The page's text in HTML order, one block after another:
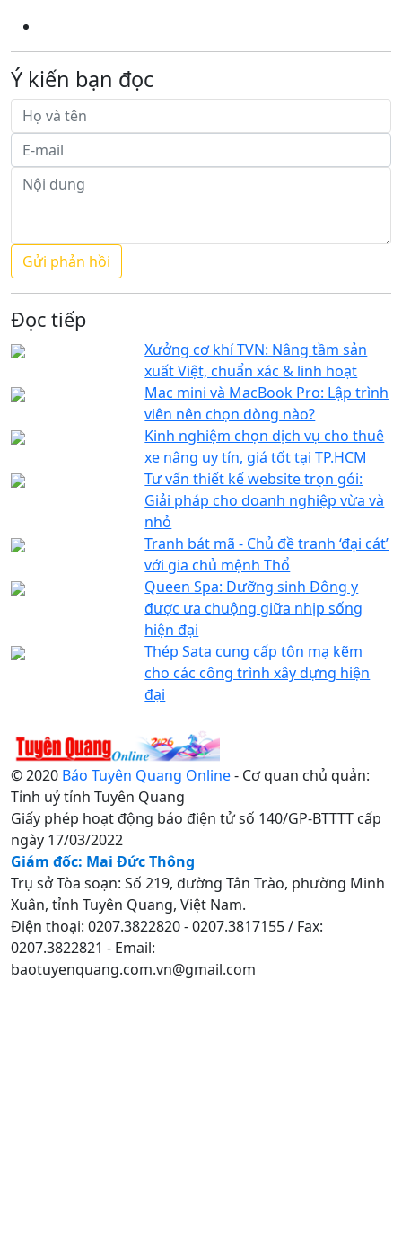
Ý kiến bạn đọc
Đọc tiếp
Xưởng cơ khí TVN: Nâng tầm sản
xuất Việt, chuẩn xác & linh hoạt
Mac mini và MacBook Pro: Lập trình
viên nên chọn dòng nào?
Kinh nghiệm chọn dịch vụ cho thuê
xe nâng uy tín, giá tốt tại TP.HCM
Tư vấn thiết kế website trọn gói:
Giải pháp cho doanh nghiệp vừa và
nhỏ
Tranh bát mã - Chủ đề tranh ‘đại cát’
với gia chủ mệnh Thổ
Queen Spa: Dưỡng sinh Đông y
được ưa chuộng giữa nhịp sống
hiện đại
Thép Sata cung cấp tôn mạ kẽm
cho các công trình xây dựng hiện
đại
© 2020 Báo Tuyên Quang Online- Cơ quan chủ quản:
Tỉnh uỷ tỉnh Tuyên Quang
Giấy phép hoạt động báo điện tử số 140/GP-BTTTT cấp
ngày 17/03/2022
Giám đốc: Mai Đức Thông
Trụ sở Tòa soạn: Số 219, đường Tân Trào, phường Minh
Xuân, tỉnh Tuyên Quang, Việt Nam.
Điện thoại: 0207.3822820 - 0207.3817155 / Fax:
0207.3822821 - Email:
baotuyenquang.com.vn@gmail.com